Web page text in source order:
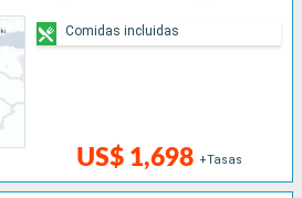
US$ 1,698 +Tasas
Comidas incluidas